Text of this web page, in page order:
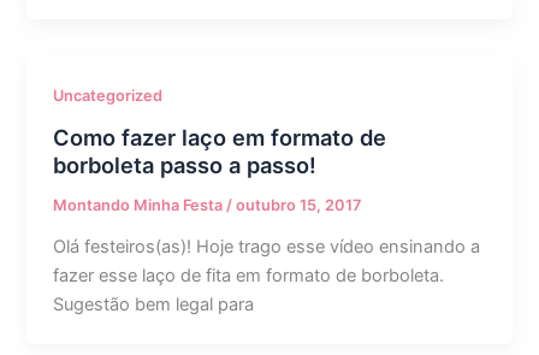
Uncategorized
Como fazer laço em formato de
borboleta passo a passo!
Montando Minha Festa /outubro 15, 2017
Olá festeiros(as)! Hoje trago esse vídeo ensinando a
fazer esse laço de fita em formato de borboleta.
Sugestão bem legal para